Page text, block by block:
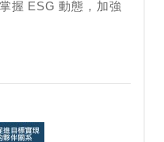
握 ESG 動態，加強